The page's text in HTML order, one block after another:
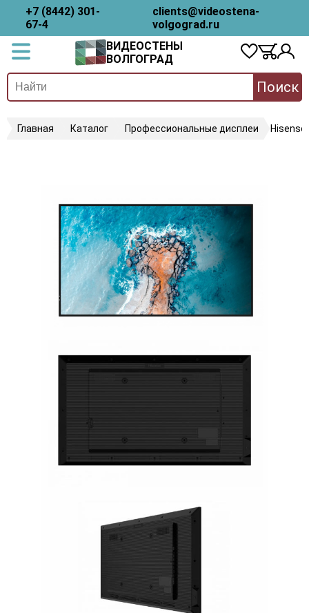
+7 (8442) 301-
67-4
clients@videostena-
volgograd.ru
ВИДЕОСТЕНЫ
ВОЛГОГРАД
Поиск
Главная Каталог Профессиональные дисплеи Hisense